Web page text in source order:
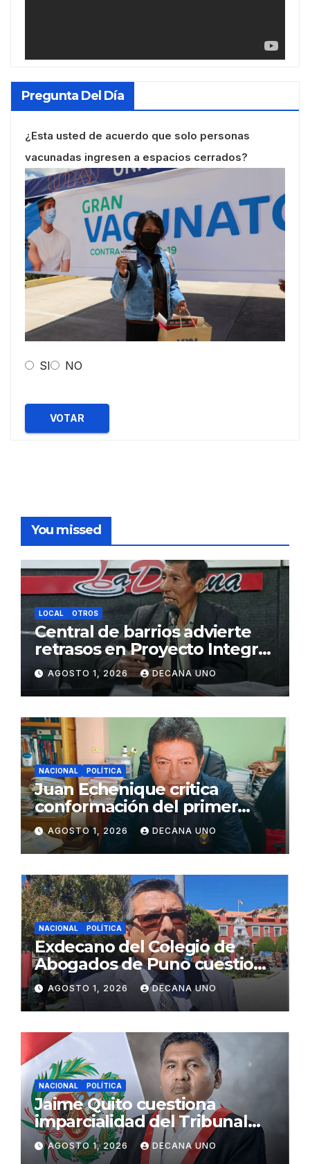
Pregunta Del Día
¿Esta usted de acuerdo que solo personas
vacunadas ingresen a espacios cerrados?
SI NO
VOTAR
You missed
LOCAL OTROS
Central de barrios advierte
retrasos en Proyecto Integral
de Agua y Alcantarillado para
Juliaca
AGOSTO 1, 2026 DECANA UNO
NACIONAL POLÍTICA
Juan Echenique critica
conformación del primer
gabinete ministerial de Keiko
Fujimori
AGOSTO 1, 2026 DECANA UNO
NACIONAL POLÍTICA
Exdecano del Colegio de
Abogados de Puno cuestiona
propuestas sobre seguridad
ciudadana
AGOSTO 1, 2026 DECANA UNO
NACIONAL POLÍTICA
Jaime Quito cuestiona
imparcialidad del Tribunal
Constitucional tras liberación
de Ollanta Humala
AGOSTO 1, 2026 DECANA UNO